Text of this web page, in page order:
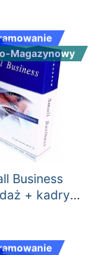
Magazynowy
Business
+ kadry-